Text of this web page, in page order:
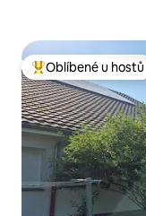
Nejlepší v kategorii
Oblíbené u hostů